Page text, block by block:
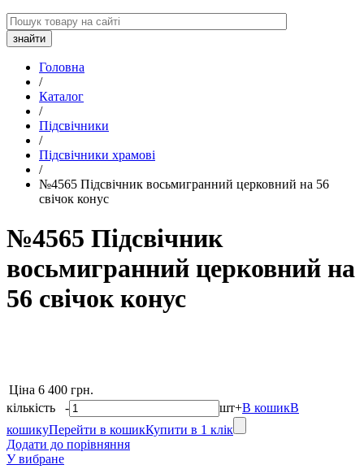
Головна
/
Каталог
/
Підсвічники
/
Підсвічники храмові
/
№4565 Підсвічник восьмигранний церковний на 56
свічок конус
№4565 Підсвічник
восьмигранний церковний на
56 свічок конус
Ціна 6 400 грн.
кількість - шт+В кошикВ
кошикуПерейти в кошикКупити в 1 клік
Додати до порівняння
У вибране